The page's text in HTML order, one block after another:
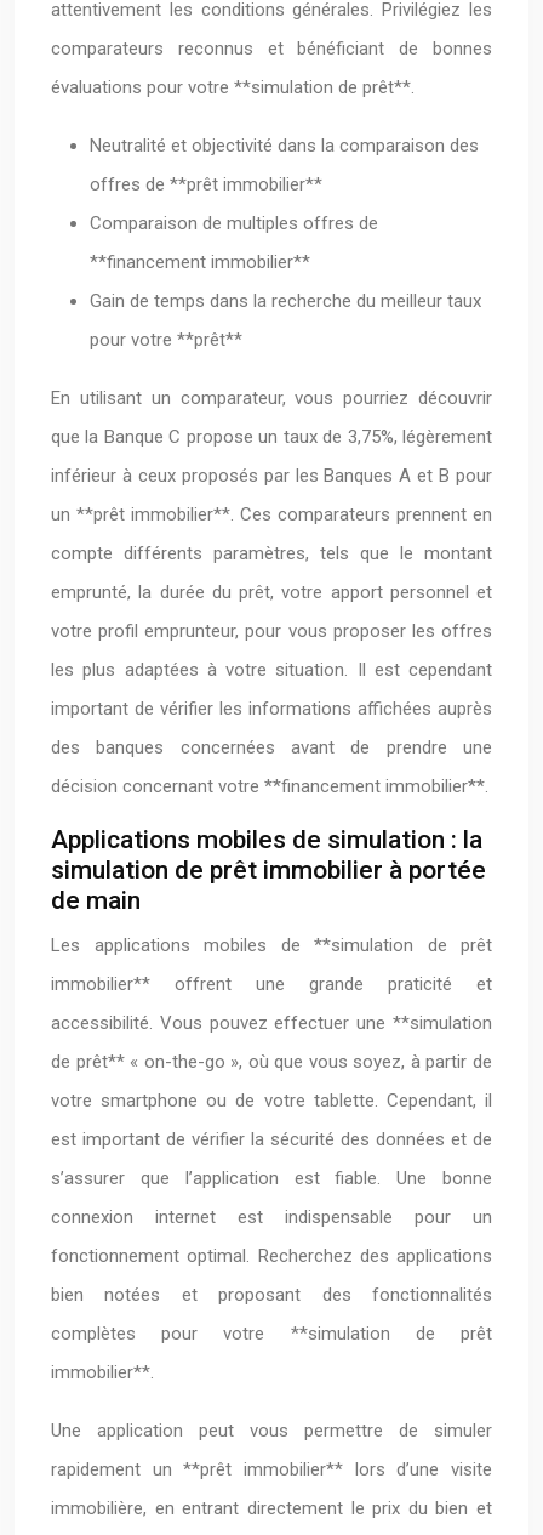
attentivement les conditions générales. Privilégiez les
comparateurs reconnus et bénéficiant de bonnes
évaluations pour votre **simulation de prêt**.
Neutralité et objectivité dans la comparaison des
offres de **prêt immobilier**
Comparaison de multiples offres de
**financement immobilier**
Gain de temps dans la recherche du meilleur taux
pour votre **prêt**
En utilisant un comparateur, vous pourriez découvrir
que la Banque C propose un taux de 3,75%, légèrement
inférieur à ceux proposés par les Banques A et B pour
un **prêt immobilier**. Ces comparateurs prennent en
compte différents paramètres, tels que le montant
emprunté, la durée du prêt, votre apport personnel et
votre profil emprunteur, pour vous proposer les offres
les plus adaptées à votre situation. Il est cependant
important de vérifier les informations affichées auprès
des banques concernées avant de prendre une
décision concernant votre **financement immobilier**.
Applications mobiles de simulation : la
simulation de prêt immobilier à portée
de main
Les applications mobiles de **simulation de prêt
immobilier** offrent une grande praticité et
accessibilité. Vous pouvez effectuer une **simulation
de prêt** « on-the-go », où que vous soyez, à partir de
votre smartphone ou de votre tablette. Cependant, il
est important de vérifier la sécurité des données et de
s’assurer que l’application est fiable. Une bonne
connexion internet est indispensable pour un
fonctionnement optimal. Recherchez des applications
bien notées et proposant des fonctionnalités
complètes pour votre **simulation de prêt
immobilier**.
Une application peut vous permettre de simuler
rapidement un **prêt immobilier** lors d’une visite
immobilière, en entrant directement le prix du bien et